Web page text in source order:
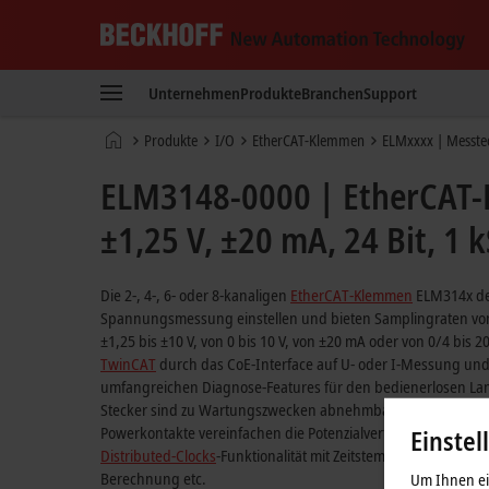
New
Technology
UnternehmenProdukteBranchenSupport
StartseiteProdukte I/O EtherCAT-Klemmen ELMxxxx |
ELM3148-0000 |
±1,25 V, ±20 mA, 24 Bit, 1
Die 2-, 4-, 6- oder 8-kanaligen EtherCAT-Klemmen ELM314x
Spannungsmessung einstellen und bieten Samplingraten
±1,25 bis ±10 V, von 0 bis 10 V, von ±20 mA oder von 0/4
TwinCAT durch das CoE-Interface auf U- oder I-Messung
umfangreichen Diagnose-Features für den bedienerlosen
Stecker sind zu Wartungszwecken abnehmbar und
Powerkontakte vereinfachen die Potenzialverteilung direkt
Distributed-Clocks-Funktionalität mit Zeitstempel und die
Berechnung etc.
Um Ihnen